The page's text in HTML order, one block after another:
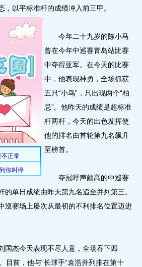
以平标准杆的成绩冲入前三甲。
今年二十九岁的陈小马
曾在今年中巡赛青岛站比赛
中夺得亚军。在今天的比赛
中，他表现神勇，全场抓获
五只“小鸟”，只出现两个“柏
忌”。他昨天的成绩是超标准
杆两杆，今天的出色发挥使
他的排名由首轮第九名飙升
至榜首。
夺冠呼声颇高的中巡赛
单日成绩由昨天第九名追至并列第三。
巡赛场上屡次从最初的不利排名位置迈进
杰今天表现不尽人意，全场吞下四
目前，他与“长球手”袁浩并列排在第十